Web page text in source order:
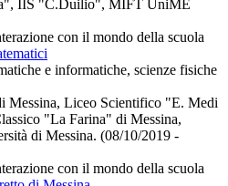
IIS "C.Duilio", MIFT UniME
con il mondo della scuola
e informatiche, scienze fisiche
Messina, Liceo Scientifico "E. Medi
"La Farina" di Messina,
di Messina. (08/10/2019 -
con il mondo della scuola